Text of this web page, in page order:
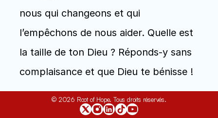
nous qui changeons et qui
l’empêchons de nous aider. Quelle est
la taille de ton Dieu ? Réponds-y sans
complaisance et que Dieu te bénisse !
© 2026 Root of Hope. Tous droits réservés.